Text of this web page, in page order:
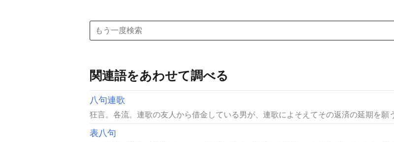
関連語をあわせて調べる
八句連歌
狂言。各流。連歌の友人から借金している男が、連歌によそえてその返済の延期を願
表八句